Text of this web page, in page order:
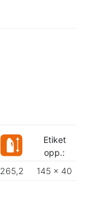
265,2
Etiket
opp.:
145 x 40